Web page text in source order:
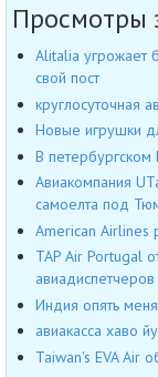
Просмотры
Alitalia угрожает
свой пост
круглосуточная
Новые игрушки
В
Авиакомпания
самоелта под
American Airlines
TAP Air Portugal
авиадиспетчеров
Индия опять
авиакасса хаво
Taiwan's EVA Air